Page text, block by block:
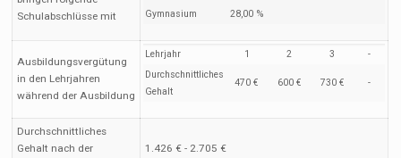
Schulabschlüsse mit
Gymnasium
28,00 %
Ausbildungsvergütung
in den Lehrjahren
während der Ausbildung
Lehrjahr 1 2 3
-
Durchschnittliches
Gehalt
470 € 600 € 730 € -
Durchschnittliches
Gehalt nach der
1.426 € - 2.705 €